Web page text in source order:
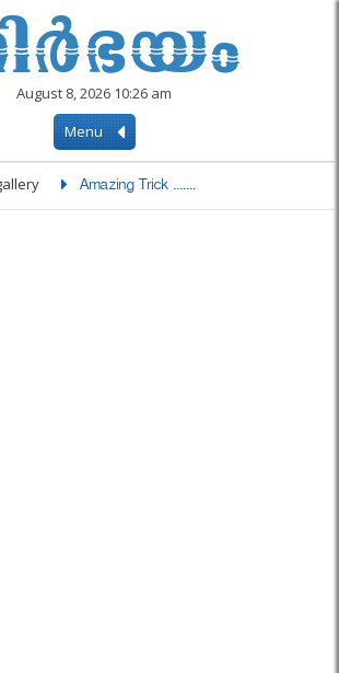
August 8, 2026 10:26 am
Menu
Amazing Trick .......